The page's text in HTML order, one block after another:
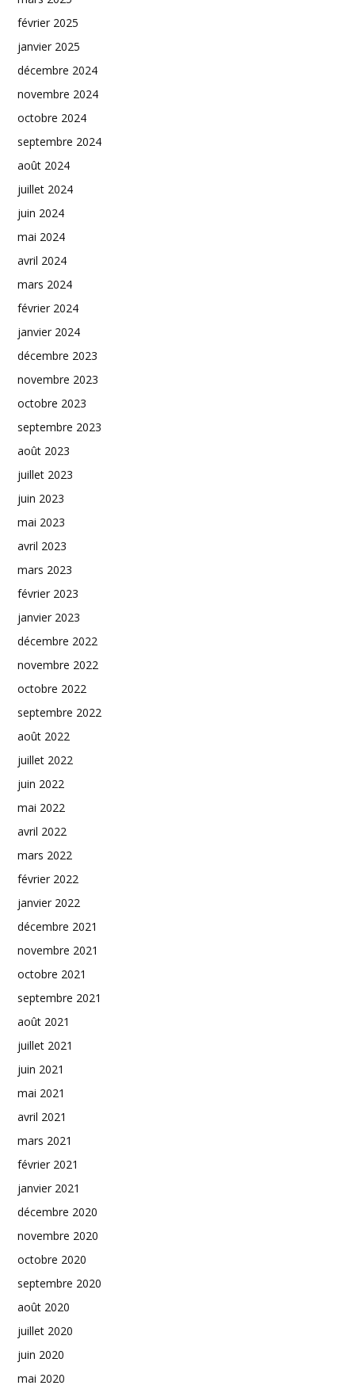
février 2025
janvier 2025
décembre 2024
novembre 2024
octobre 2024
septembre 2024
août 2024
juillet 2024
juin 2024
mai 2024
avril 2024
mars 2024
février 2024
janvier 2024
décembre 2023
novembre 2023
octobre 2023
septembre 2023
août 2023
juillet 2023
juin 2023
mai 2023
avril 2023
mars 2023
février 2023
janvier 2023
décembre 2022
novembre 2022
octobre 2022
septembre 2022
août 2022
juillet 2022
juin 2022
mai 2022
avril 2022
mars 2022
février 2022
janvier 2022
décembre 2021
novembre 2021
octobre 2021
septembre 2021
août 2021
juillet 2021
juin 2021
mai 2021
avril 2021
mars 2021
février 2021
janvier 2021
décembre 2020
novembre 2020
octobre 2020
septembre 2020
août 2020
juillet 2020
juin 2020
mai 2020